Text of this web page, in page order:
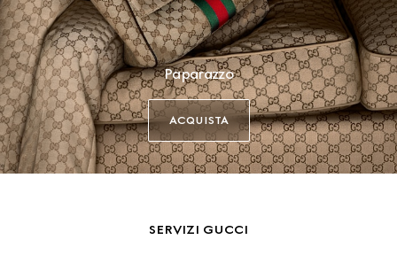
Paparazzo
ACQUISTA
SERVIZI GUCCI